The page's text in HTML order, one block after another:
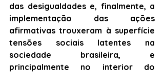
das desigualdades e, finalmente, a
implementação das ações
afirmativas trouxeram à superfície
tensões sociais latentes na
sociedade brasileira, e
principalmente no interior do